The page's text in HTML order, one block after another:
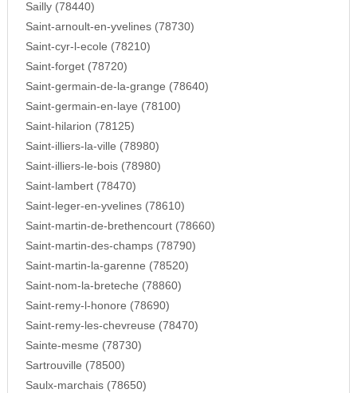
Sailly (78440)
Saint-arnoult-en-yvelines (78730)
Saint-cyr-l-ecole (78210)
Saint-forget (78720)
Saint-germain-de-la-grange (78640)
Saint-germain-en-laye (78100)
Saint-hilarion (78125)
Saint-illiers-la-ville (78980)
Saint-illiers-le-bois (78980)
Saint-lambert (78470)
Saint-leger-en-yvelines (78610)
Saint-martin-de-brethencourt (78660)
Saint-martin-des-champs (78790)
Saint-martin-la-garenne (78520)
Saint-nom-la-breteche (78860)
Saint-remy-l-honore (78690)
Saint-remy-les-chevreuse (78470)
Sainte-mesme (78730)
Sartrouville (78500)
Saulx-marchais (78650)